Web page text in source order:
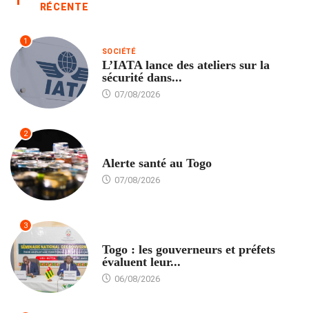
RÉCENTE
1
SOCIÉTÉ
L’IATA lance des ateliers sur la
sécurité dans...
07/08/2026
2
Alerte santé au Togo
07/08/2026
3
Togo : les gouverneurs et préfets
évaluent leur...
06/08/2026